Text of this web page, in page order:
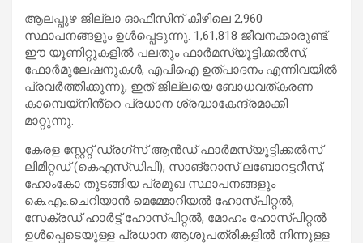
ആലപ്പുഴ ജില്ലാ ഓഫീസിന് കീഴിലെ 2,960
സ്ഥാപനങ്ങളും ഉൾപ്പെടുന്നു. 1,61,818 ജീവനക്കാരുണ്ട്.
ഈ യൂണിറ്റുകളിൽ പലതും ഫാർമസ്യൂട്ടിക്കൽസ്,
ഫോർമുലേഷനുകൾ, എപിഐ ഉത്പാദനം എന്നിവയിൽ
പ്രവർത്തിക്കുന്നു, ഇത് ജില്ലയെ ബോധവത്കരണ
കാമ്പെയ്‌നിൻ്റെ പ്രധാന ശ്രദ്ധാകേന്ദ്രമാക്കി
മാറ്റുന്നു.
കേരള സ്റ്റേറ്റ് ഡ്രഗ്‌സ് ആൻഡ് ഫാർമസ്യൂട്ടിക്കൽസ്
ലിമിറ്റഡ് (കെഎസ്‌ഡിപി), സാങ്‌റോസ് ലബോറട്ടറീസ്,
ഹോംകോ തുടങ്ങിയ പ്രമുഖ സ്ഥാപനങ്ങളും
കെ.എം.ചെറിയാൻ മെമ്മോറിയൽ ഹോസ്പിറ്റൽ,
സേക്രഡ് ഹാർട്ട് ഹോസ്പിറ്റൽ, മോഹം ഹോസ്പിറ്റൽ
ഉൾപ്പെടെയുള്ള പ്രധാന ആശുപത്രികളിൽ നിന്നുള്ള